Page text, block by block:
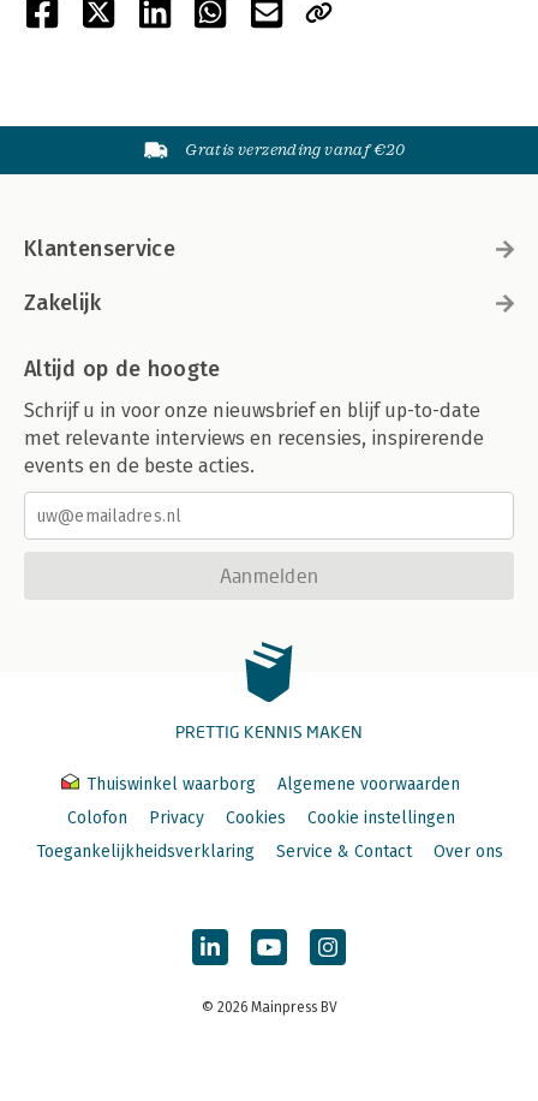
Gratis verzending vanaf €20
Klantenservice
Zakelijk
Altijd op de hoogte
Schrijf u in voor onze nieuwsbrief en blijf up-to-date
met relevante interviews en recensies, inspirerende
events en de beste acties.
Aanmelden
PRETTIG KENNIS MAKEN
Thuiswinkel waarborg
Algemene voorwaarden
Colofon
Privacy Cookies
Cookie instellingen
Toegankelijkheidsverklaring
Service & Contact Over ons
© 2026 Mainpress BV